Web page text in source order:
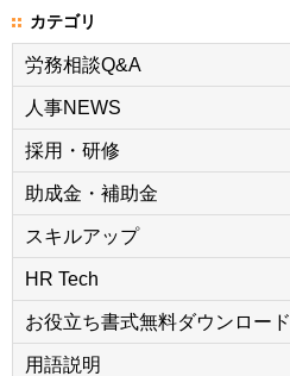
カテゴリ
労務相談Q&A
人事NEWS
採用・研修
助成金・補助金
スキルアップ
HR Tech
お役立ち書式無料ダウンロード
用語説明